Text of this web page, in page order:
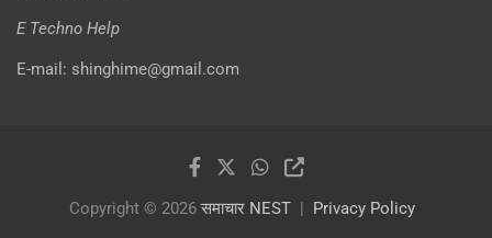
E Techno Help
E-mail: shinghime@gmail.com
Copyright © 2026 समाचार NEST Privacy Policy